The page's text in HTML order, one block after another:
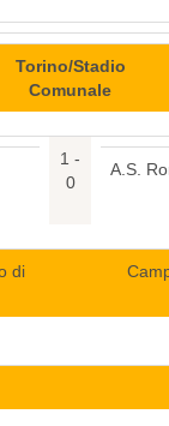
Torino/Stadio
Comunale
1 -
0
A.S.
di